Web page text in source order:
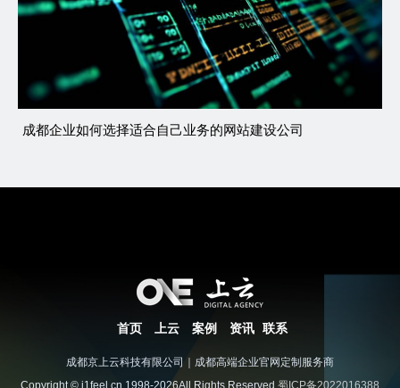
成都企业如何选择适合自己业务的网站建设公司
首页 上云 案例 资讯 联系
成都京上云科技有限公司｜成都高端企业官网定制服务商
Copyright © j1feel.cn 1998-2026All Rights Reserved 蜀ICP备2022016388